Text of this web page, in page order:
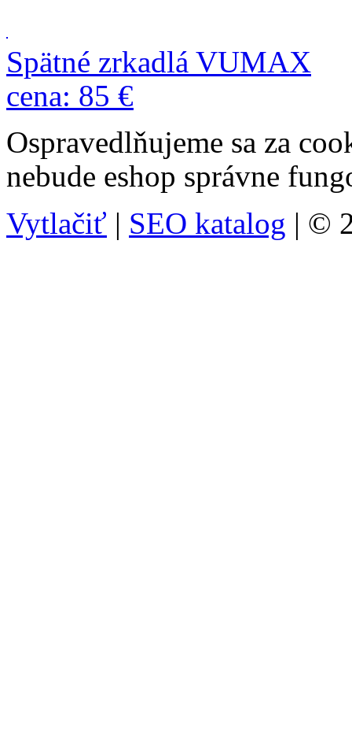
Spätné zrkadlá VUMAX
cena: 85 €
Ospravedlňujeme sa za
nebude eshop správne
Vytlačiť | SEO katalog | ©